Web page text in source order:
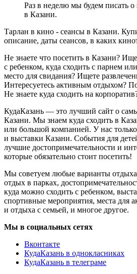
Раз в неделю мы будем писать
в Казани.
Тарлан в кино - сеансы в Казани.
описание, даты сеансов, в каких
Не знаете что посетить в Казани?
с ребенком, куда сходить с парнем
место для свидания? Ищете
Интересуетесь активным отдыхом?
Не знаете куда сходить на
КудаКазань — это лучший сайт о
Казани. Мы знаем куда сходить в
или большой компанией. У нас
и выставки Казани. События для
лучшие достопримечательности и
которые обязательно стоит посетить!
Мы советуем любые варианты
отдых в парках,
куда можно сходить с ребенком,
спортивные мероприятия, места для
и отдыха с семьей, и многое другое.
Мы в социальных сетях
Вконтакте
КудаКазань в однокласниках
КудаКазань в телеграме